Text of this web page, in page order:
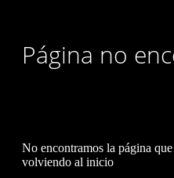
Página no
No encontramos la página
volviendo al inicio